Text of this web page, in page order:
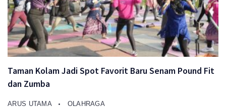
Taman Kolam Jadi Spot Favorit Baru Senam Pound Fit
dan Zumba
ARUS UTAMA OLAHRAGA